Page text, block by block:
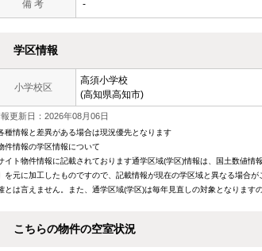
備 考 -
学区情報
小学校区
高須小学校
(高知県高知市)
更新日：2026年08月06日
種情報と差異がある場合は現況優先となります
件情報の学区情報について
イト物件情報に記載されております通学区域(学区)情報は、国土数値
を元に加工したものですので、記載情報が現在の学区域と異なる場合
とは言えません。また、通学区域(学区)は毎年見直しの対象となります
こちらの物件の空室状況